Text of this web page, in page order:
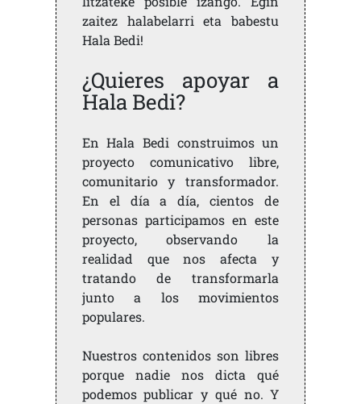
zaitez halabelarri eta babestu
Hala Bedi!
¿Quieres apoyar a
Hala Bedi?
En Hala Bedi construimos un
proyecto comunicativo libre,
comunitario y transformador.
En el día a día, cientos de
personas participamos en este
proyecto, observando la
realidad que nos afecta y
tratando de transformarla
junto a los movimientos
populares.
Nuestros contenidos son libres
porque nadie nos dicta qué
podemos publicar y qué no. Y